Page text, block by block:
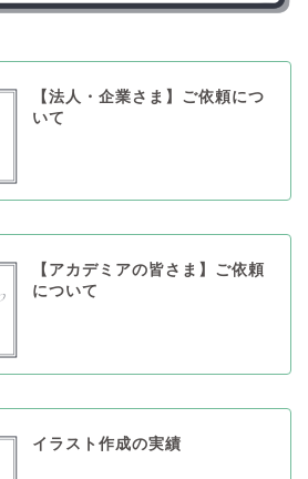
【法人・企業さま】ご依頼につ
いて
【アカデミアの皆さま】ご依頼
について
イラスト作成の実績